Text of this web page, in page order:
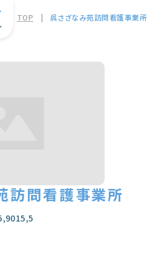
TOP | 呉さざなみ苑訪問看護事業所
訪問看護事業所